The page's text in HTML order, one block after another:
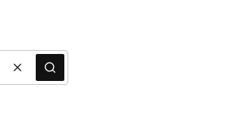
WyczyśćSzukaj